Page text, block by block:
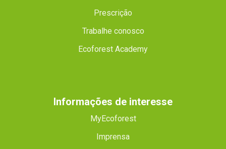
Prescrição
Trabalhe conosco
Ecoforest Academy
Informações de interesse
MyEcoforest
Imprensa